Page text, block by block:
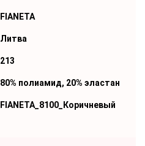
FIANETA
Литва
213
80% полиамид, 20% эластан
FIANETA_8100_Коричневый